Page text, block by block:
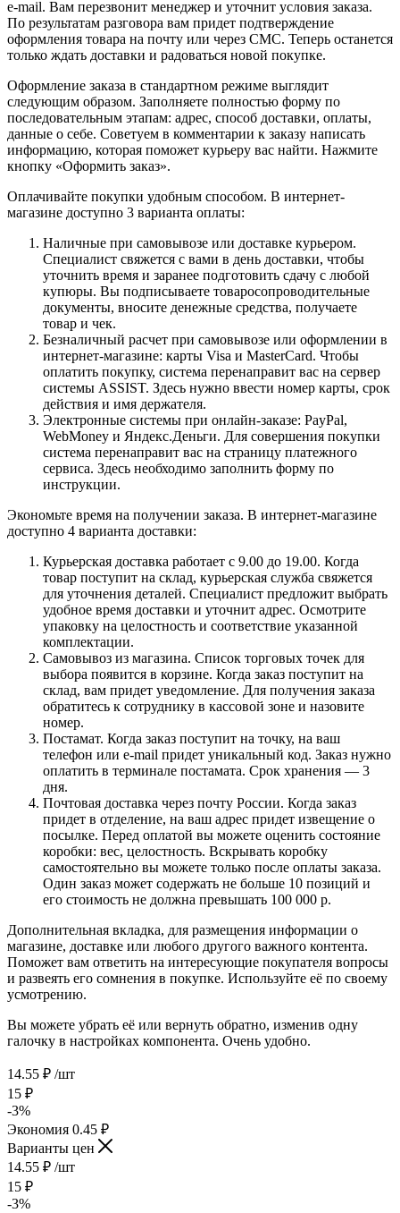
e-mail. Вам перезвонит менеджер и уточнит условия заказа.
По результатам разговора вам придет подтверждение
оформления товара на почту или через СМС. Теперь останется
только ждать доставки и радоваться новой покупке.
Оформление заказа в стандартном режиме выглядит
следующим образом. Заполняете полностью форму по
последовательным этапам: адрес, способ доставки, оплаты,
данные о себе. Советуем в комментарии к заказу написать
информацию, которая поможет курьеру вас найти. Нажмите
кнопку «Оформить заказ».
Оплачивайте покупки удобным способом. В интернет-
магазине доступно 3 варианта оплаты:
Наличные при самовывозе или доставке курьером.
Специалист свяжется с вами в день доставки, чтобы
уточнить время и заранее подготовить сдачу с любой
купюры. Вы подписываете товаросопроводительные
документы, вносите денежные средства, получаете
товар и чек.
Безналичный расчет при самовывозе или оформлении в
интернет-магазине: карты Visa и MasterCard. Чтобы
оплатить покупку, система перенаправит вас на сервер
системы ASSIST. Здесь нужно ввести номер карты, срок
действия и имя держателя.
Электронные системы при онлайн-заказе: PayPal,
WebMoney и Яндекс.Деньги. Для совершения покупки
система перенаправит вас на страницу платежного
сервиса. Здесь необходимо заполнить форму по
инструкции.
Экономьте время на получении заказа. В интернет-магазине
доступно 4 варианта доставки:
Курьерская доставка работает с 9.00 до 19.00. Когда
товар поступит на склад, курьерская служба свяжется
для уточнения деталей. Специалист предложит выбрать
удобное время доставки и уточнит адрес. Осмотрите
упаковку на целостность и соответствие указанной
комплектации.
Самовывоз из магазина. Список торговых точек для
выбора появится в корзине. Когда заказ поступит на
склад, вам придет уведомление. Для получения заказа
обратитесь к сотруднику в кассовой зоне и назовите
номер.
Постамат. Когда заказ поступит на точку, на ваш
телефон или e-mail придет уникальный код. Заказ нужно
оплатить в терминале постамата. Срок хранения — 3
дня.
Почтовая доставка через почту России. Когда заказ
придет в отделение, на ваш адрес придет извещение о
посылке. Перед оплатой вы можете оценить состояние
коробки: вес, целостность. Вскрывать коробку
самостоятельно вы можете только после оплаты заказа.
Один заказ может содержать не больше 10 позиций и
его стоимость не должна превышать 100 000 р.
Дополнительная вкладка, для размещения информации о
магазине, доставке или любого другого важного контента.
Поможет вам ответить на интересующие покупателя вопросы
и развеять его сомнения в покупке. Используйте её по своему
усмотрению.
Вы можете убрать её или вернуть обратно, изменив одну
галочку в настройках компонента. Очень удобно.
14.55 ₽ /шт
15 ₽
-3%
Экономия 0.45 ₽
Варианты цен
14.55 ₽ /шт
15 ₽
-3%